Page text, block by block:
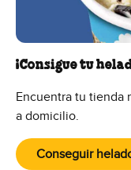
​¡Consigue tu
Encuentra tu tienda
a domicilio.
Conseguir